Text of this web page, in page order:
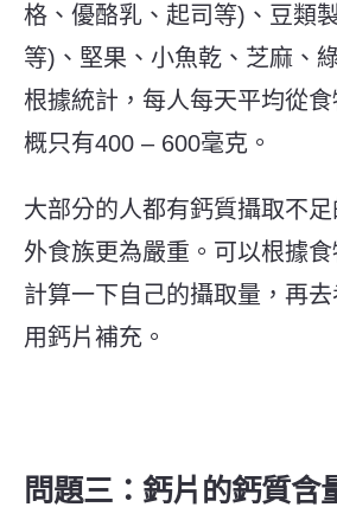
格、優酪乳、起司等)、豆類
等)、堅果、小魚乾、芝麻、
根據統計，每人每天平均從
概只有400 – 600毫克。
大部分的人都有鈣質攝取不
外食族更為嚴重。可以根據
計算一下自己的攝取量，再
用鈣片補充。
問題三：鈣片的鈣質含